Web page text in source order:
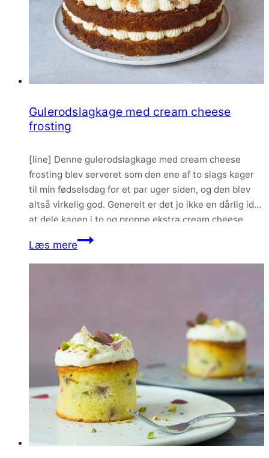
Gulerodslagkage med cream cheese
frosting
[line] Denne gulerodslagkage med cream cheese
frosting blev serveret som den ene af to slags kager
til min fødselsdag for et par uger siden, og den blev
altså virkelig god. Generelt er det jo ikke en dårlig idé
at dele kagen i to og proppe ekstra cream cheese
frosting imellem. Ekstra snask er ekstra godt,…
Læs mereGulerodslagkage